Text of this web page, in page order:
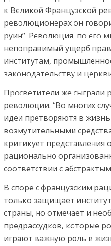
к Великой Французской
революционерах он
руин”. Революция, по его
непоправимый ущерб
институтам,
законодательству и
Просветители же сыграли
революции. “Во многих
идеи претворяютя в
возмутительными
критикует
рационально
соответствии с
В споре с французским
только защищает
страны, но отмечает и
предрассудков, которые
играют важную роль в